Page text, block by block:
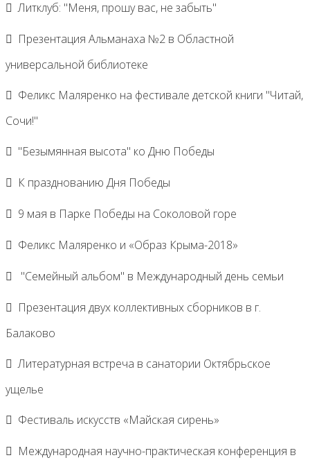
Литклуб: "Меня, прошу вас, не забыть"
Презентация Альманаха №2 в Областной
универсальной библиотеке
Феликс Маляренко на фестивале детской книги "Читай,
Сочи!"
"Безымянная высота" ко Дню Победы
К празднованию Дня Победы
9 мая в Парке Победы на Соколовой горе
Феликс Маляренко и «Образ Крыма-2018»
"Семейный альбом" в Международный день семьи
Презентация двух коллективных сборников в г.
Балаково
Литературная встреча в санатории Октябрьское
ущелье
Фестиваль искусств «Майская сирень»
Международная научно-практическая конференция в